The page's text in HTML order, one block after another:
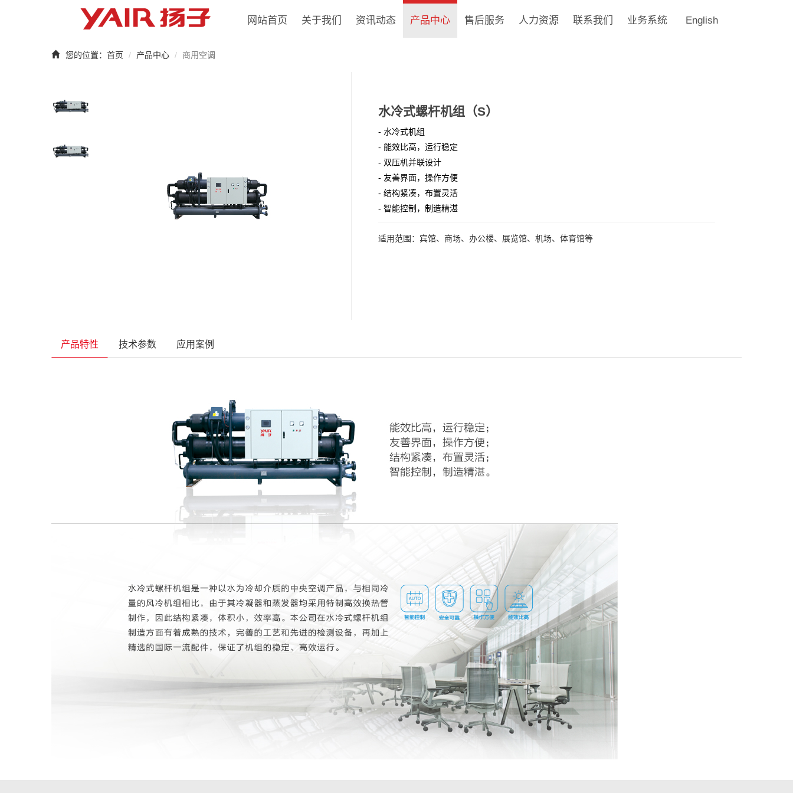
网站首页 关于我们 资讯动态 产品中心 售后服务 人力资源 联系我们 业务系统 English
您的位置： 首页 产品中心 商用空调
水冷式螺杆机组（S）
- 水冷式机组
- 能效比高，运行稳定
- 双压机并联设计
- 友善界面，操作方便
- 结构紧凑，布置灵活
- 智能控制，制造精湛
适用范围： 宾馆、商场、办公楼、展览馆、机场、体育馆等
产品特性 技术参数 应用案例